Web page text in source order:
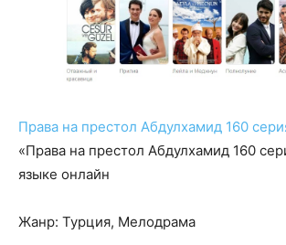
Права на престол Абдулхамид 160
«Права на престол Абдулхамид 160
языке онлайн
Жанр: Турция, Мелодрама